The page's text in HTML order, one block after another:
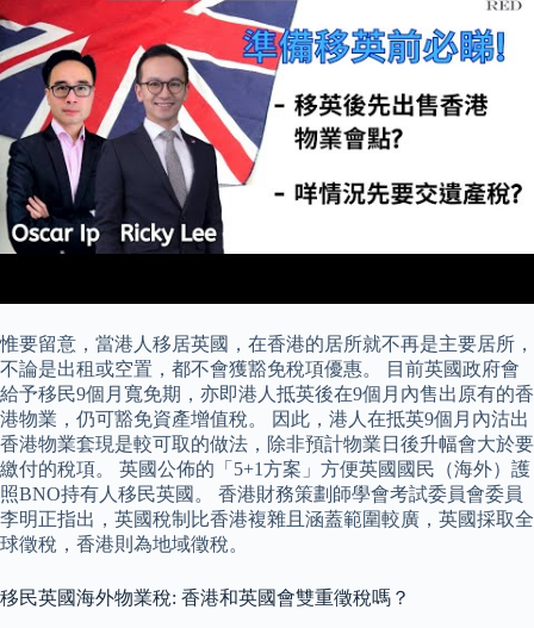
惟要留意，當港人移居英國，在香港的居所就不再是主要居所，
不論是出租或空置，都不會獲豁免稅項優惠。 目前英國政府會
給予移民9個月寬免期，亦即港人抵英後在9個月內售出原有的香
港物業，仍可豁免資產增值稅。 因此，港人在抵英9個月內沽出
香港物業套現是較可取的做法，除非預計物業日後升幅會大於要
繳付的稅項。 英國公佈的「5+1方案」方便英國國民（海外）護
照BNO持有人移民英國。 香港財務策劃師學會考試委員會委員
李明正指出，英國稅制比香港複雜且涵蓋範圍較廣，英國採取全
球徵稅，香港則為地域徵稅。
移民英國海外物業稅: 香港和英國會雙重徵稅嗎？